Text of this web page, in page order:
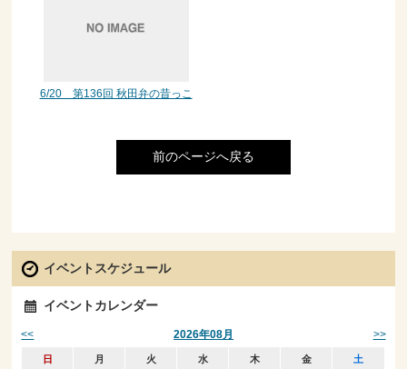
6/20 第136回 秋田弁の昔っこ
前のページへ戻る
イベントスケジュール
イベントカレンダー
2026年08月
<< >>
日 月 火 水 木 金 土